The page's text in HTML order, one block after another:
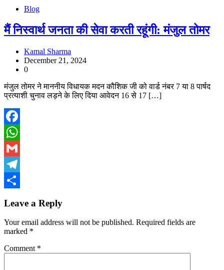
Blog
मैं निस्वार्थ जनता की सेवा करती रहूंगी: मंजुल तोमर
Kamal Sharma
December 21, 2024
0
मंजुल तोमर ने माननीय विधायक मदन कौशिक जी को वार्ड नंबर 7 या 8 पार्षद
प्रत्याशी चुनाव लड़ने के लिए दिया आवेदन 16 से 17 […]
Facebook
WhatsApp
Gmail
Telegram
Leave a Reply
Your email address will not be published. Required fields are
marked *
Comment *